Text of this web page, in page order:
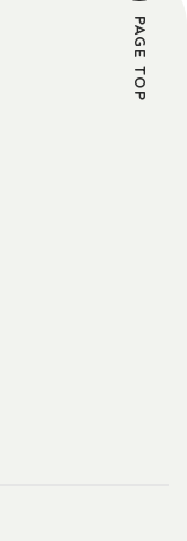
る旨、変更後の
者に通知しま
ビスによる商品
す。
。
当社が別途定める
するものとしま
PAGE TOP